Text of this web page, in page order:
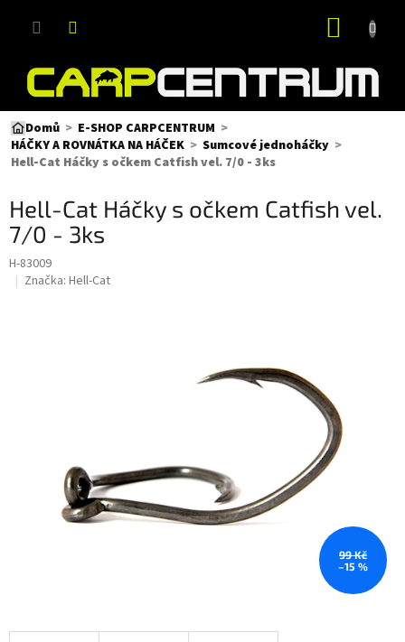
Domů
E-SHOP CARPCENTRUM
HÁČKY A ROVNÁTKA NA HÁČEK
Sumcové jednoháčky
Hell-Cat Háčky s očkem Catfish vel. 7/0 - 3ks
Hell-Cat Háčky s očkem Catfish vel.
7/0 - 3ks
H-83009
Značka: Hell-Cat
99 Kč
–15 %